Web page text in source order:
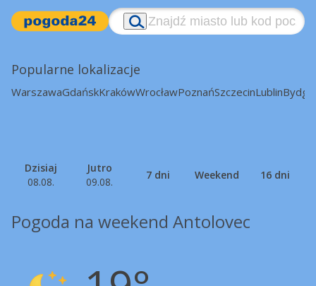
Popularne lokalizacje
WarszawaGdańskKrakówWrocławPoznańSzczecinLublin
Dzisiaj
08.08.
Jutro
09.08.
7 dni Weekend 16 dni
Pogoda na weekend Antolovec